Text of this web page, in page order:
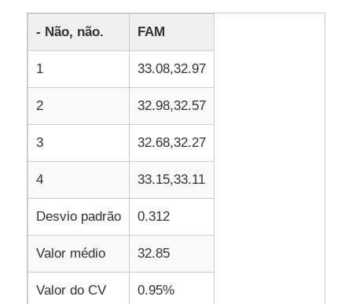
Instrumentos e Consumíveis Automatizados
- Não, não. FAM
1 33.08,32.97
2 32.98,32.57
3 32.68,32.27
4 33.15,33.11
Desvio padrão 0.312
Valor médio 32.85
Valor do CV 0.95%